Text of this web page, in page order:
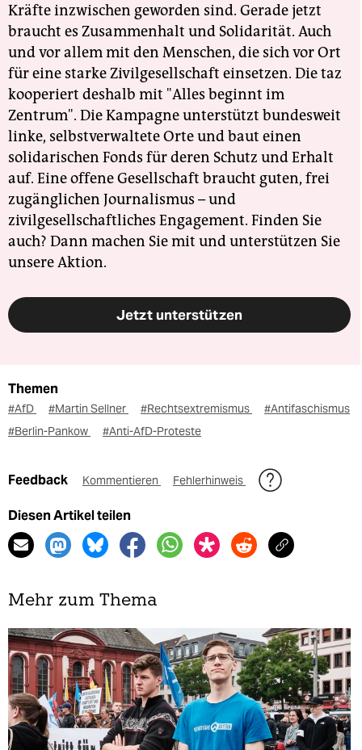
Kräfte inzwischen geworden sind. Gerade jetzt
braucht es Zusammenhalt und Solidarität. Auch
und vor allem mit den Menschen, die sich vor Ort
für eine starke Zivilgesellschaft einsetzen. Die taz
kooperiert deshalb mit "Alles beginnt im
Zentrum". Die Kampagne unterstützt bundesweit
linke, selbstverwaltete Orte und baut einen
solidarischen Fonds für deren Schutz und Erhalt
auf. Eine offene Gesellschaft braucht guten, frei
zugänglichen Journalismus – und
zivilgesellschaftliches Engagement. Finden Sie
auch? Dann machen Sie mit und unterstützen Sie
unsere Aktion.
Jetzt unterstützen
Themen
#AfD #Martin Sellner #Rechtsextremismus
#Antifaschismus
#Berlin-Pankow
#Anti-AfD-Proteste
Feedback Kommentieren Fehlerhinweis
Diesen Artikel teilen
Mehr zum Thema